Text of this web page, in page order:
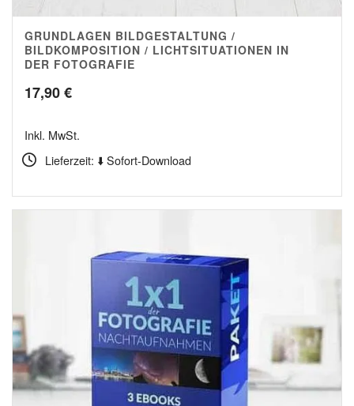
4.00
GRUNDLAGEN BILDGESTALTUNG /
BILDKOMPOSITION / LICHTSITUATIONEN IN
DER FOTOGRAFIE
17,90€
Inkl. MwSt.
Lieferzeit: ⬇️ Sofort-Download